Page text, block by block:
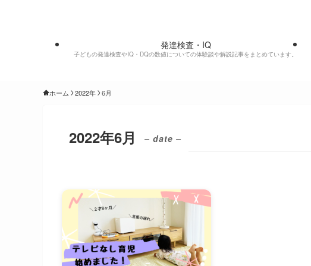
発達検査・IQ
子どもの発達検査やIQ・DQの数値についての体験談や解説記事をまとめています。
ホーム 2022年 6月
2022年6月 – date –